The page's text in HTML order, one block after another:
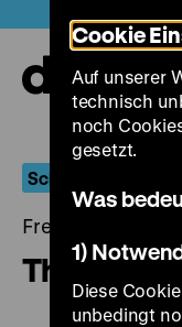
zum
Seiteninhalt
springen
Schönes
Freitag, 02.
The Lost
Cookie
Auf unserer
technisch
noch
gesetzt.
Was
1)
Diese
unbedingt